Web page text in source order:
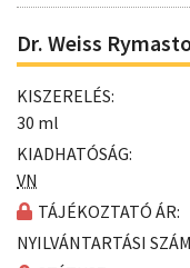
Dr. Weiss
KISZERELÉS:
30 ml
KIADHATÓSÁG:
VN
TÁJÉKOZTATÓ ÁR:
NYILVÁNTARTÁSI